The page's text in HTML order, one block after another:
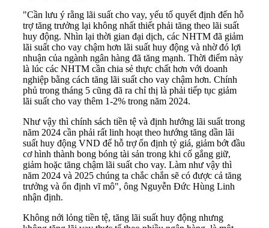
"Cần lưu ý rằng lãi suất cho vay, yếu tố quyết định đến hỗ
trợ tăng trưởng lại không nhất thiết phải tăng theo lãi suất
huy động. Nhìn lại thời gian đại dịch, các NHTM đã giảm
lãi suất cho vay chậm hơn lãi suất huy động và nhờ đó lợi
nhuận của ngành ngân hàng đã tăng mạnh. Thời điểm này
là lúc các NHTM cần chia sẻ thực chất hơn với doanh
nghiệp bằng cách tăng lãi suất cho vay chậm hơn. Chính
phủ trong tháng 5 cũng đã ra chỉ thị là phải tiếp tục giảm
lãi suất cho vay thêm 1-2% trong năm 2024.
Như vậy thì chính sách tiền tệ và định hướng lãi suất trong
năm 2024 cần phải rất linh hoạt theo hướng tăng dần lãi
suất huy động VND để hỗ trợ ổn định tỷ giá, giảm bớt đầu
cơ hình thành bong bóng tài sản trong khi cố gắng giữ,
giảm hoặc tăng chậm lãi suất cho vay. Làm như vậy thì
năm 2024 và 2025 chúng ta chắc chắn sẽ có được cả tăng
trưởng và ổn định vĩ mô", ông Nguyễn Đức Hùng Linh
nhận định.
Không nới lỏng tiền tệ, tăng lãi suất huy động nhưng